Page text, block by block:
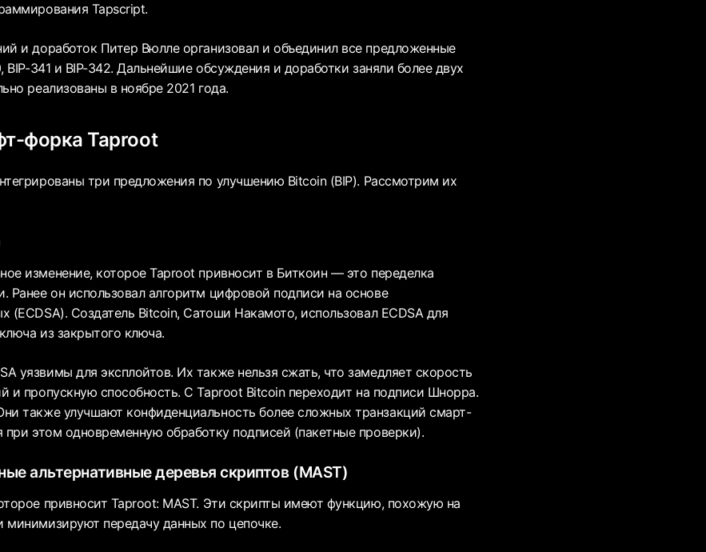
Tapscript.
и доработок Питер Вюлле организовал и объединил все предложенные
BIP-341 и BIP-342. Дальнейшие обсуждения и доработки заняли более двух
реализованы в ноябре 2021 года.
форка Taproot
три предложения по улучшению Bitcoin (BIP). Рассмотрим их
изменение, которое Taproot привносит в Биткоин — это переделка
Ранее он использовал алгоритм цифровой подписи на основе
(ECDSA). Создатель Bitcoin, Сатоши Накамото, использовал ECDSA для
из закрытого ключа.
уязвимы для эксплойтов. Их также нельзя сжать, что замедляет скорость
и пропускную способность. С Taproot Bitcoin переходит на подписи Шнорра.
также улучшают конфиденциальность более сложных транзакций смарт-
при этом одновременную обработку подписей (пакетные проверки).
альтернативные деревья скриптов (MAST)
привносит Taproot: MAST. Эти скрипты имеют функцию, похожую на
передачу данных по цепочке.